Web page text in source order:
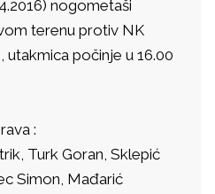
nogometaši
terenu protiv NK
utakmica počinje u 16.00
:
Turk Goran, Sklepić
Simon, Mađarić